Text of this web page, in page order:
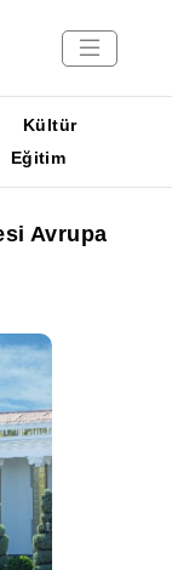
Kültür
Eğitim
Avrupa